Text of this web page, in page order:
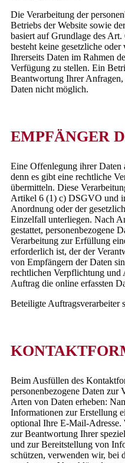
Die Verarbeitung der
Betriebs der Website sowie
basiert auf Grundlage des
besteht keine gesetzliche
Ihrerseits Daten im Rahmen
Verfügung zu stellen. Ein
Beantwortung Ihrer
Daten nicht möglich.
EMPFÄNGER
Eine Offenlegung ihrer Daten
denn es gibt eine rechtliche
übermitteln. Diese
Artikel 6 (1) c) DSGVO und
Anordnung oder der
Einzelfall unterliegen. Nach
gestattet, personenbezogene
Verarbeitung zur Erfüllung
erforderlich ist, der der
von Empfängern der Daten
rechtlichen Verpflichtung und
Auftrag die online erfassten
Beteiligte Auftragsverarbeiter
Beim Ausfüllen des
personenbezogene Daten
Arten von Daten erheben:
Informationen zur Erstellung
optional Ihre E-Mail-Adresse.
zur Beantwortung Ihrer
und zur Bereitstellung von
schützen, verwenden wir, bei